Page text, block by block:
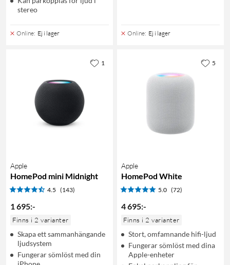
stereo
Online: Ej i lager Online: Ej i lager
Apple
HomePod mini Midnight
4.5 (143)
1 695:-
Finns i 2 varianter
Skapa ett sammanhängande
ljudsystem
Fungerar sömlöst med din
1
Apple
HomePod White
5.0 (72)
4 695:-
Finns i 2 varianter
Stort, omfamnande hifi-ljud
Fungerar sömlöst med dina
Apple-enheter
5